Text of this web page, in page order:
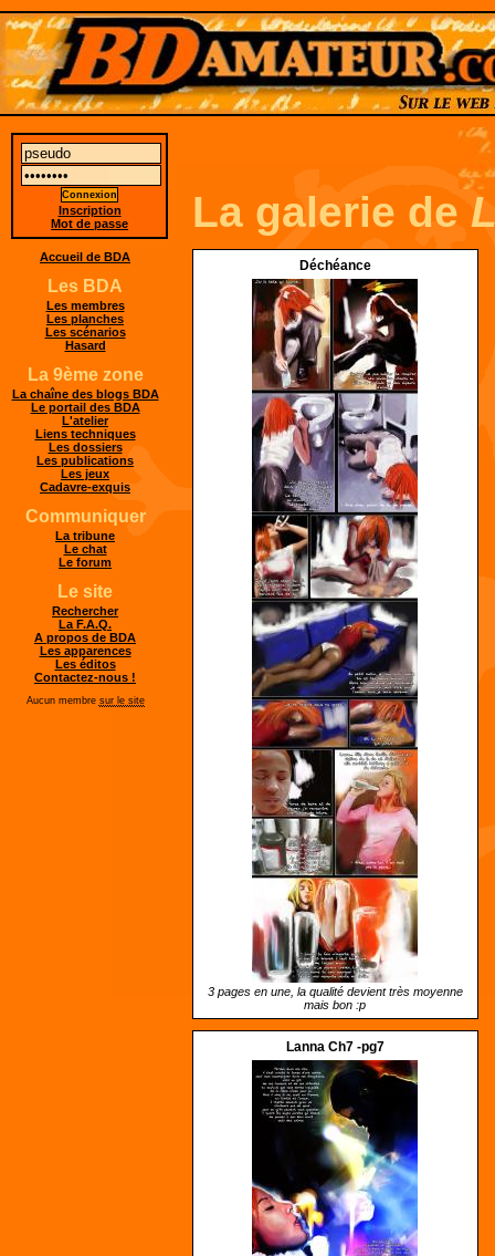
La galerie de
Déchéance
3 pages en une, la qualité devient très moyenne
mais bon :p
Lanna Ch7 -pg7
Inscription
Mot de passe
Accueil de BDA
Les BDA
Les membres
Les planches
Les scénarios
Hasard
La 9ème zone
La chaîne des blogs BDA
Le portail des BDA
L'atelier
Liens techniques
Les dossiers
Les publications
Les jeux
Cadavre-exquis
Communiquer
La tribune
Le chat
Le forum
Le site
Rechercher
La F.A.Q.
A propos de BDA
Les apparences
Les éditos
Contactez-nous !
Aucun membre sur le site